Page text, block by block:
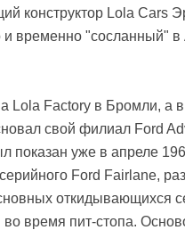
конструктор Lola Cars
временно "сосланный"
Lola Factory в Бромли, а
свой филиал Ford
показан уже в апреле
Ford Fairlane,
откидывающихся
время пит-стопа.